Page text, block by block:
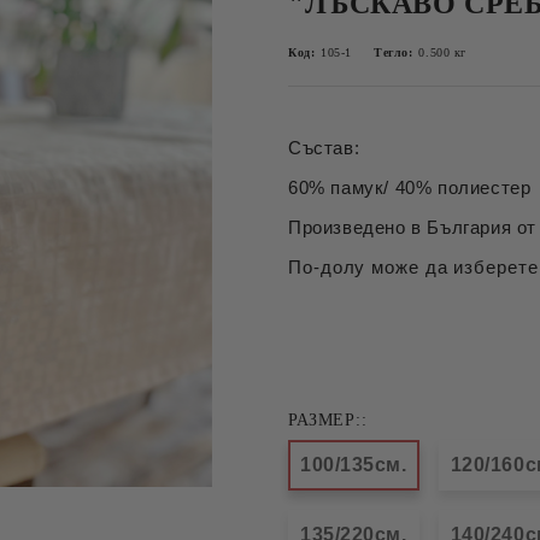
Код: 105-1 Тегло: 0.500 кг
Състав:
60% памук/ 40% полиестер
Произведено в България
По-долу може да
РАЗМЕР::
100/135см. 120/
135/220см. 140/